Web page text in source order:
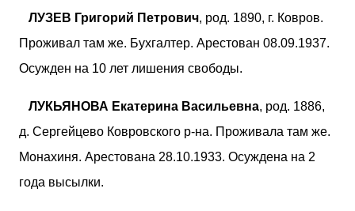
ЛУЗЕВ Григорий Петрович, род. 1890, г. Ковров.
Проживал там же. Бухгалтер. Арестован 08.09.1937.
Осужден на 10 лет лишения свободы.
ЛУКЬЯНОВА Екатерина Васильевна, род. 1886,
д. Сергейцево Ковровского р-на. Проживала там же.
Монахиня. Арестована 28.10.1933. Осуждена на 2
года высылки.